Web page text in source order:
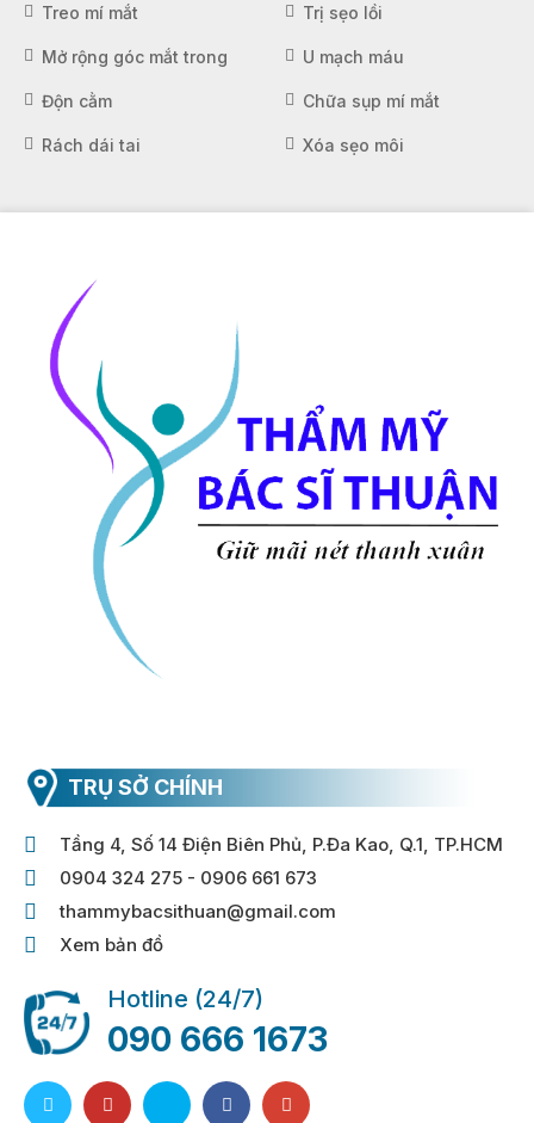
Treo mí mắt Trị sẹo lồi
Mở rộng góc mắt trong U mạch máu
Độn cằm Chữa sụp mí mắt
Rách dái tai Xóa sẹo môi
TRỤ SỞ CHÍNH
Tầng 4, Số 14 Điện Biên Phủ, P.Đa Kao, Q.1, TP.HCM
0904 324 275 - 0906 661 673
thammybacsithuan@gmail.com
Xem bản đồ
Hotline (24/7)
090 666 1673